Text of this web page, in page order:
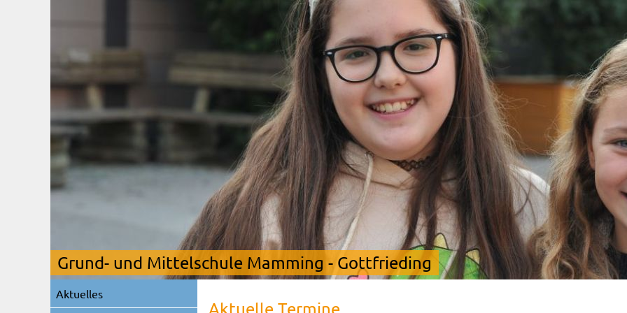
Grund- und Mittelschule Mamming - Gottfrieding
Aktuelle Termine
Navigation
überspringen
Aktuelles